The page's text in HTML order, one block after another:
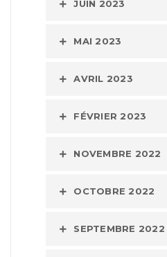
JUIN 2023
MAI 2023
AVRIL 2023
FÉVRIER 2023
NOVEMBRE 2022
OCTOBRE 2022
SEPTEMBRE 2022